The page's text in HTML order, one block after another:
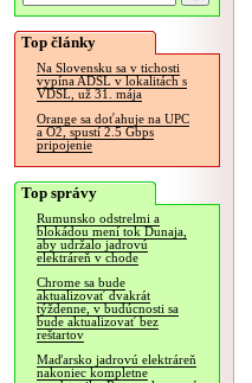
Top články
Na Slovensku sa v tichosti
vypína ADSL v lokalitách s
VDSL, už 31. mája
Orange sa doťahuje na UPC
a O2, spustí 2.5 Gbps
pripojenie
Top správy
Rumunsko odstrelmi a
blokádou mení tok Dunaja,
aby udržalo jadrovú
elektráreň v chode
Chrome sa bude
aktualizovať dvakrát
týždenne, v budúcnosti sa
bude aktualizovať bez
reštartov
Maďarsko jadrovú elektráreň
nakoniec kompletne